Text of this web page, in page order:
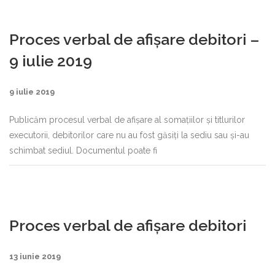
Proces verbal de afișare debitori –
9 iulie 2019
9 iulie 2019
Publicăm procesul verbal de afișare al somațiilor și titlurilor
executorii, debitorilor care nu au fost găsiți la sediu sau și-au
schimbat sediul. Documentul poate fi
Proces verbal de afișare debitori
13 iunie 2019